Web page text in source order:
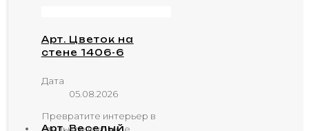
Арт. Цветок на
стене 1406-6
Дата
05.08.2026
Превратите интерьер в
Арт. Веселый